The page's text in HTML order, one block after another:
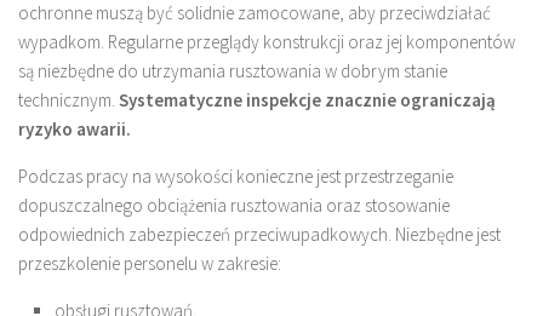
ochronne muszą być solidnie zamocowane, aby przeciwdziałać
wypadkom. Regularne przeglądy konstrukcji oraz jej komponentów
są niezbędne do utrzymania rusztowania w dobrym stanie
technicznym. Systematyczne inspekcje znacznie ograniczają
ryzyko awarii.
Podczas pracy na wysokości konieczne jest przestrzeganie
dopuszczalnego obciążenia rusztowania oraz stosowanie
odpowiednich zabezpieczeń przeciwupadkowych. Niezbędne jest
przeszkolenie personelu w zakresie:
obsługi rusztowań,